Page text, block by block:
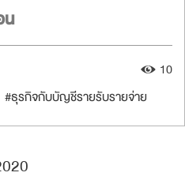
น
#ธุรกิจกับบัญชีรายรับรายจ่าย
10